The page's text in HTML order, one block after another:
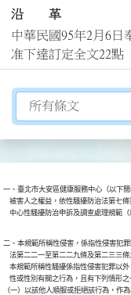
沿 革
中華民國95年2月6
准下達訂定全文22點
切換選擇法規資訊內
一、臺北市大安區健康服務中心（以下
被害人之權益，依性騷擾防治法第七
中心性騷擾防治申訴及調查處理規範
二、本規範所稱性侵害，係指性侵害犯
法第二二一至第二二九條及第二三三
本規範所稱性騷擾係指性侵害犯罪以
性或性別有關之行為，且有下列情形之
（一）以該他人順服或拒絕該行為，作